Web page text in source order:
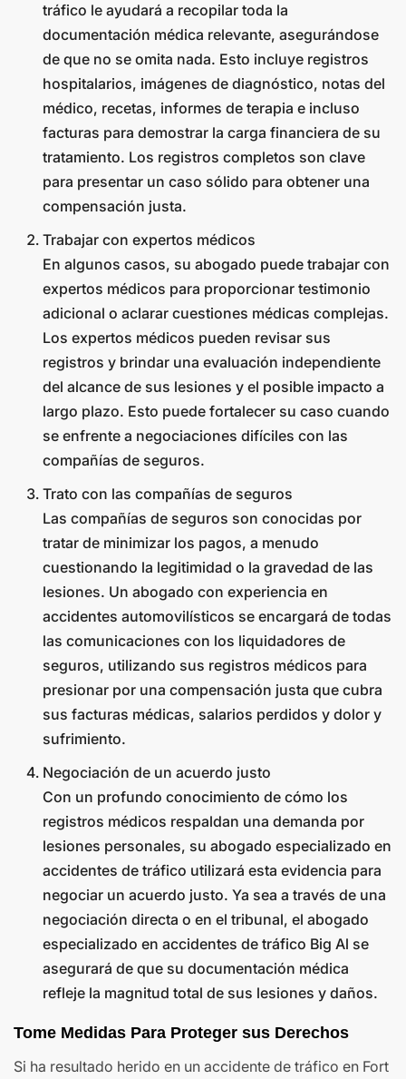
tráfico le ayudará a recopilar toda la
documentación médica relevante, asegurándose
de que no se omita nada. Esto incluye registros
hospitalarios, imágenes de diagnóstico, notas del
médico, recetas, informes de terapia e incluso
facturas para demostrar la carga financiera de su
tratamiento. Los registros completos son clave
para presentar un caso sólido para obtener una
compensación justa.
Trabajar con expertos médicos
En algunos casos, su abogado puede trabajar con
expertos médicos para proporcionar testimonio
adicional o aclarar cuestiones médicas complejas.
Los expertos médicos pueden revisar sus
registros y brindar una evaluación independiente
del alcance de sus lesiones y el posible impacto a
largo plazo. Esto puede fortalecer su caso cuando
se enfrente a negociaciones difíciles con las
compañías de seguros.
Trato con las compañías de seguros
Las compañías de seguros son conocidas por
tratar de minimizar los pagos, a menudo
cuestionando la legitimidad o la gravedad de las
lesiones. Un abogado con experiencia en
accidentes automovilísticos se encargará de todas
las comunicaciones con los liquidadores de
seguros, utilizando sus registros médicos para
presionar por una compensación justa que cubra
sus facturas médicas, salarios perdidos y dolor y
sufrimiento.
Negociación de un acuerdo justo
Con un profundo conocimiento de cómo los
registros médicos respaldan una demanda por
lesiones personales, su abogado especializado en
accidentes de tráfico utilizará esta evidencia para
negociar un acuerdo justo. Ya sea a través de una
negociación directa o en el tribunal, el abogado
especializado en accidentes de tráfico Big Al se
asegurará de que su documentación médica
refleje la magnitud total de sus lesiones y daños.
Tome Medidas Para Proteger sus Derechos
Si ha resultado herido en un accidente de tráfico en Fort